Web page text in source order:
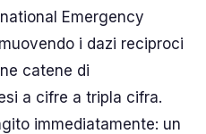
Emergency
i dazi reciproci
catene di
a cifre a tripla cifra.
immediatamente: un